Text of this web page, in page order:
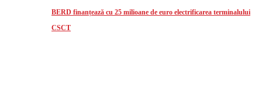
BERD finanțează cu 25 milioane de euro electrificarea terminalului
CSCT